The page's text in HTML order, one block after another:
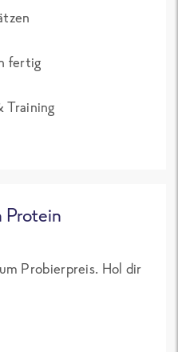
fertig
Training
Protein
Probierpreis. Hol dir